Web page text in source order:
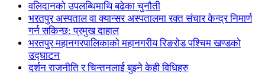
वलिदानको उपलब्धिमाथि बढेका चुनौती
भरतपुर अस्पताल वा क्यान्सर अस्पतालमा रक्त संचार केन्द्र निमार्ण
गर्न सकिन्छ: प्रमुख दाहाल
भरतपुर महानगरपालिकाको महानगरीय रिङरोड पश्चिम खण्डको
उद्घाटन
दर्शन राजनीति र चिन्तनलाई बुझ्ने केही विधिहरु